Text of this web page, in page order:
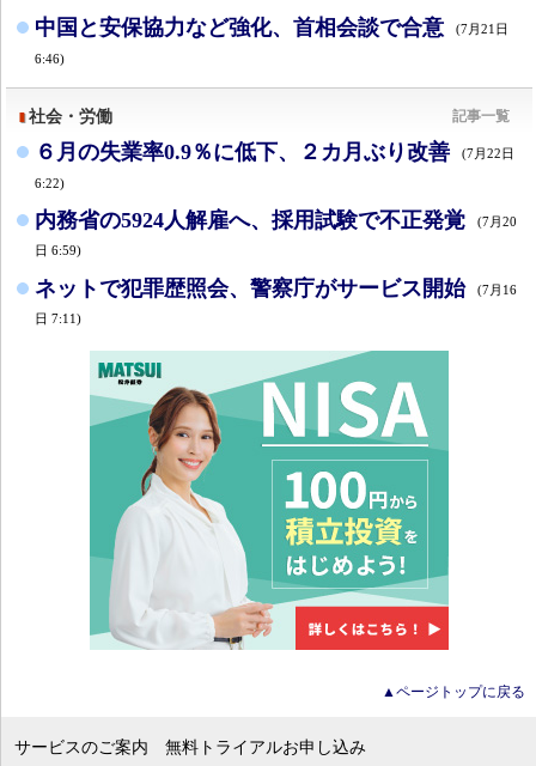
中国と安保協力など強化、首相会談で合意 (7月21日
6:46)
社会・労働 記事一覧
６月の失業率0.9％に低下、２カ月ぶり改善 (7月22日
6:22)
内務省の5924人解雇へ、採用試験で不正発覚
(7月20
日 6:59)
ネットで犯罪歴照会、警察庁がサービス開始
(7月16
日 7:11)
▲ページトップに戻る
サービスのご案内 無料トライアルお申し込み